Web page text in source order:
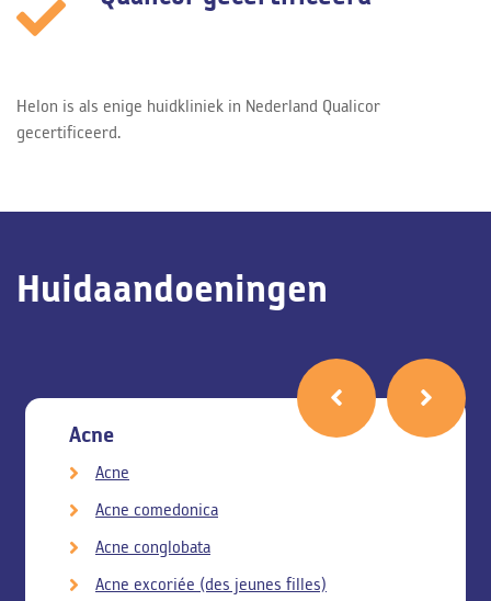
Helon is als enige huidkliniek in Nederland Qualicor
gecertificeerd.
Huidaandoeningen
Acne
Acne
Acne comedonica
Acne conglobata
Acne excoriée (des jeunes filles)